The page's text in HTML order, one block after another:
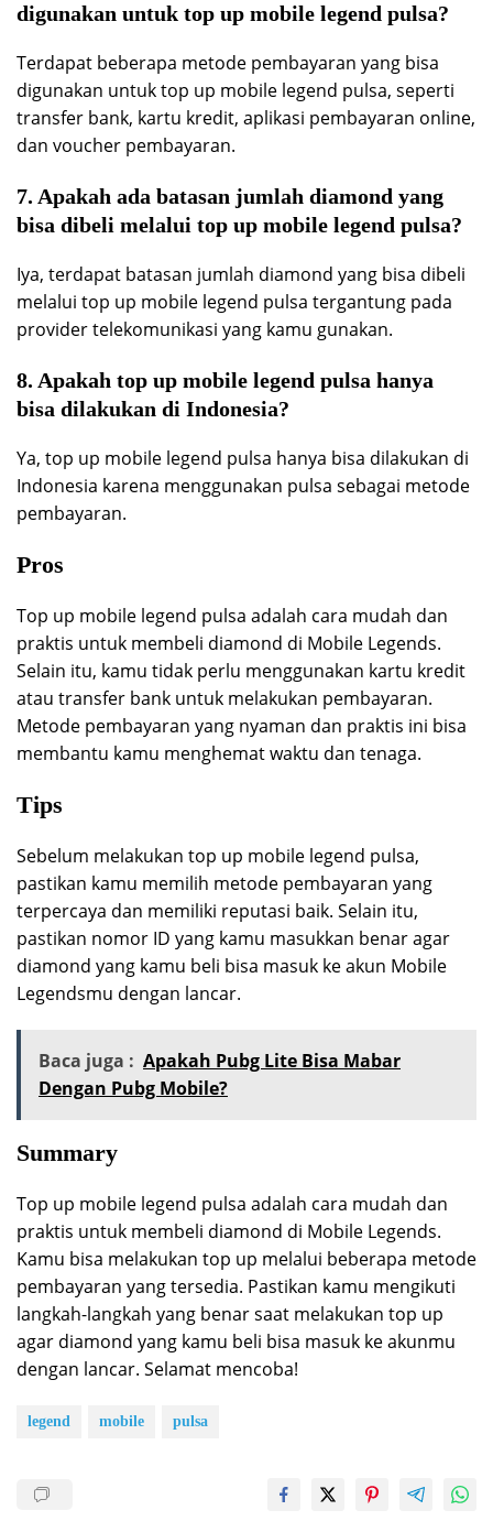
digunakan untuk top up mobile legend pulsa?
Terdapat beberapa metode pembayaran yang bisa
digunakan untuk top up mobile legend pulsa, seperti
transfer bank, kartu kredit, aplikasi pembayaran online,
dan voucher pembayaran.
7. Apakah ada batasan jumlah diamond yang
bisa dibeli melalui top up mobile legend pulsa?
Iya, terdapat batasan jumlah diamond yang bisa dibeli
melalui top up mobile legend pulsa tergantung pada
provider telekomunikasi yang kamu gunakan.
8. Apakah top up mobile legend pulsa hanya
bisa dilakukan di Indonesia?
Ya, top up mobile legend pulsa hanya bisa dilakukan di
Indonesia karena menggunakan pulsa sebagai metode
pembayaran.
Pros
Top up mobile legend pulsa adalah cara mudah dan
praktis untuk membeli diamond di Mobile Legends.
Selain itu, kamu tidak perlu menggunakan kartu kredit
atau transfer bank untuk melakukan pembayaran.
Metode pembayaran yang nyaman dan praktis ini bisa
membantu kamu menghemat waktu dan tenaga.
Tips
Sebelum melakukan top up mobile legend pulsa,
pastikan kamu memilih metode pembayaran yang
terpercaya dan memiliki reputasi baik. Selain itu,
pastikan nomor ID yang kamu masukkan benar agar
diamond yang kamu beli bisa masuk ke akun Mobile
Legendsmu dengan lancar.
Baca juga : Apakah Pubg Lite Bisa Mabar
Dengan Pubg Mobile?
Summary
Top up mobile legend pulsa adalah cara mudah dan
praktis untuk membeli diamond di Mobile Legends.
Kamu bisa melakukan top up melalui beberapa metode
pembayaran yang tersedia. Pastikan kamu mengikuti
langkah-langkah yang benar saat melakukan top up
agar diamond yang kamu beli bisa masuk ke akunmu
dengan lancar. Selamat mencoba!
legend mobile pulsa